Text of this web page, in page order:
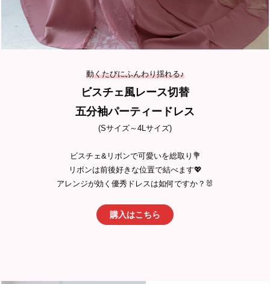
動くたびにふんわり揺れる♪
ビスチェ風レース切替
五分袖パーティードレス
(Sサイズ～4Lサイズ)
ビスチェ&リボンで可愛いを総取り💐
リボンは前後好きな位置で結べます💖
アレンジが効く優秀ドレスは如何ですか？🐰
購入はこちら